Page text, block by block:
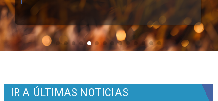
IR A ÚLTIMAS NOTICIAS